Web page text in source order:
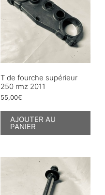
T de fourche supérieur
250 rmz 2011
55,00€
AJOUTER AU
PANIER